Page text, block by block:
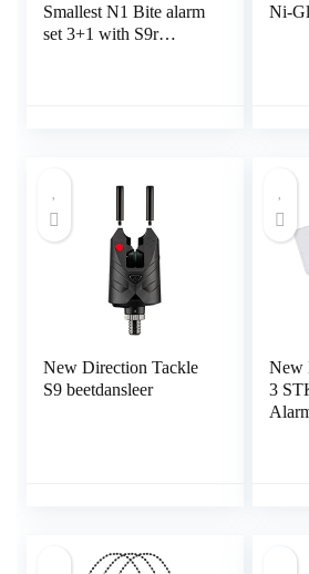
Smallest N1 Bite alarm
set 3+1 with S9r
Ni-
New Direction Tackle
S9 beetdansleer
New
3